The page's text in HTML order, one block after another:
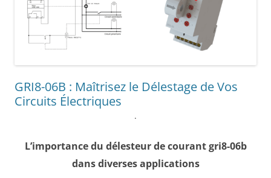
GRI8-06B : Maîtrisez le Délestage de Vos
Circuits Électriques
.
L’importance du délesteur de courant gri8-06b
dans diverses applications